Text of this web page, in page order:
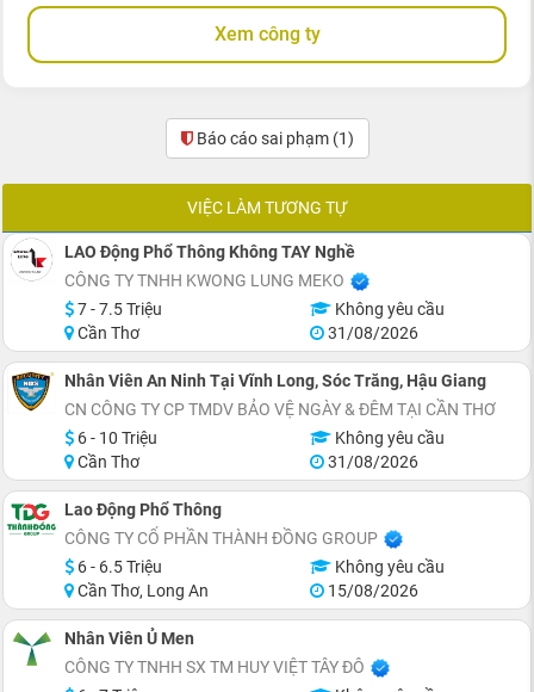
Xem công ty
Báo cáo sai phạm (1)
VIỆC LÀM TƯƠNG TỰ
LAO Động Phổ Thông Không TAY Nghề
CÔNG TY TNHH KWONG LUNG MEKO
7 - 7.5 Triệu
Không yêu cầu
Cần Thơ
31/08/2026
Nhân Viên An Ninh Tại Vĩnh Long, Sóc Trăng, Hậu Giang
CN CÔNG TY CP TMDV BẢO VỆ NGÀY & ĐÊM TẠI CẦN THƠ
6 - 10 Triệu
Không yêu cầu
Cần Thơ
31/08/2026
Lao Động Phổ Thông
CÔNG TY CỔ PHẦN THÀNH ĐỒNG GROUP
6 - 6.5 Triệu
Không yêu cầu
Cần Thơ, Long An
15/08/2026
Nhân Viên Ủ Men
CÔNG TY TNHH SX TM HUY VIỆT TÂY ĐÔ